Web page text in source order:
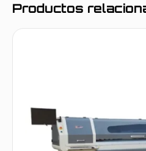
Productos